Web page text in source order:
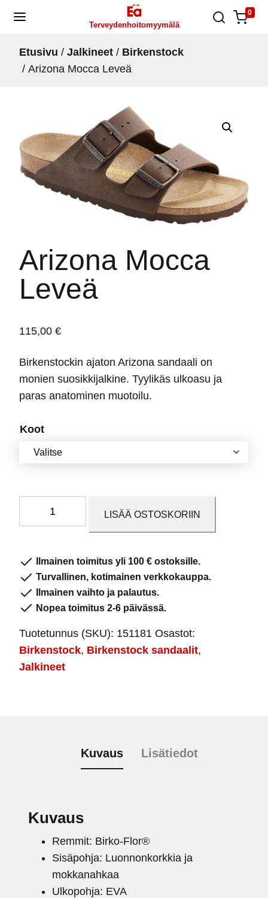
Skip
Terveydenhoitomyymälä
0
Etusivu / Jalkineet / Birkenstock
/ Arizona Mocca Leveä
Arizona Mocca
Leveä
115,00 €
Birkenstockin ajaton Arizona sandaali on
monien suosikkijalkine. Tyylikäs ulkoasu ja
paras anatominen muotoilu.
Koot
määrä
LISÄÄ OSTOSKORIIN
Ilmainen toimitus yli 100 € ostoksille.
Turvallinen, kotimainen verkkokauppa.
Ilmainen vaihto ja palautus.
Nopea toimitus 2-6 päivässä.
Tuotetunnus (SKU): 151181 Osastot:
Birkenstock, Birkenstock sandaalit,
Jalkineet
Kuvaus Lisätiedot
Kuvaus
Remmit: Birko-Flor®
Sisäpohja: Luonnonkorkkia ja
mokkanahkaa
Ulkopohja: EVA